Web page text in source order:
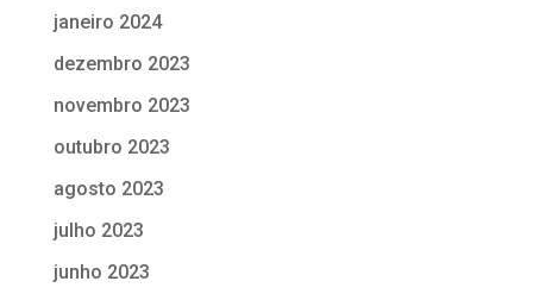
janeiro 2024
dezembro 2023
novembro 2023
outubro 2023
agosto 2023
julho 2023
junho 2023